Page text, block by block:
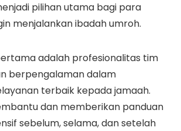
pilihan utama bagi para
menjalankan ibadah umroh.
adalah profesionalitas tim
berpengalaman dalam
terbaik kepada jamaah.
dan memberikan panduan
sebelum, selama, dan setelah